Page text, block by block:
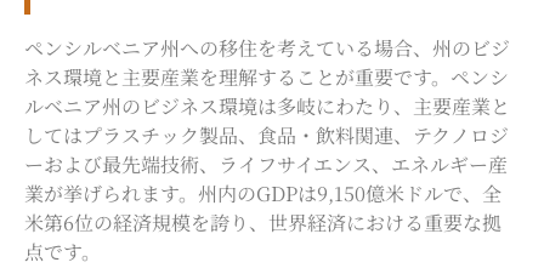
ペンシルベニア州への移住を考えている場合、州のビジ
ネス環境と主要産業を理解することが重要です。ペンシ
ルベニア州のビジネス環境は多岐にわたり、主要産業と
してはプラスチック製品、食品・飲料関連、テクノロジ
ーおよび最先端技術、ライフサイエンス、エネルギー産
業が挙げられます。州内のGDPは9,150億米ドルで、全
米第6位の経済規模を誇り、世界経済における重要な拠
点です。